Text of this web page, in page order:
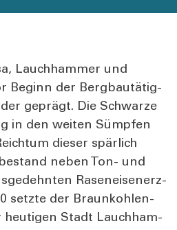
Lauch­ham­mer und
Beginn der Berg­bau­tä­tig­
geprägt. Die Schwar­ze
in den wei­ten Sümp­fen
die­ser spär­lich
neben Ton- und
Rasen­ei­sen­erz­
setz­te der Braun­koh­len­
heu­ti­gen Stadt Lauch­ham­